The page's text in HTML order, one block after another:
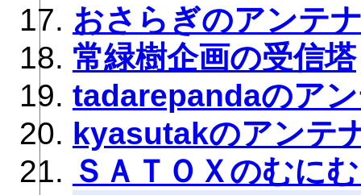
おさらぎのアンテ
常緑樹企画の受信塔
tadarepandaのア
kyasutakのアンテ
ＳＡＴＯＸのむに